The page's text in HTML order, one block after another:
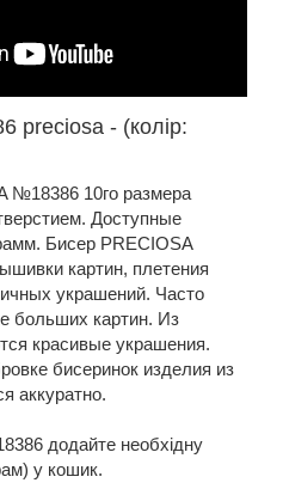
preciosa - (колір:
№18386 10го размера
Доступные
Бисер PRECIOSA
картин, плетения
украшений. Часто
больших картин. Из
красивые украшения.
бисеринок изделия из
аккуратно.
додайте необхідну
у кошик.